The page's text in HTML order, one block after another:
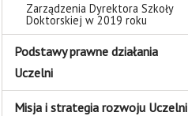
Zarządzenia Dyrektora Szkoły
Doktorskiej w 2019 roku
Podstawy prawne działania
Uczelni
Misja i strategia rozwoju Uczelni